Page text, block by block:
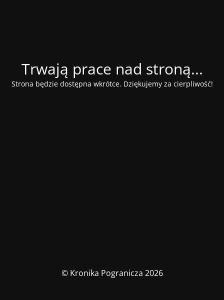
Trwają prace nad stroną...
Strona będzie dostępna wkrótce. Dziękujemy za cierpliwość!
© Kronika Pogranicza 2026